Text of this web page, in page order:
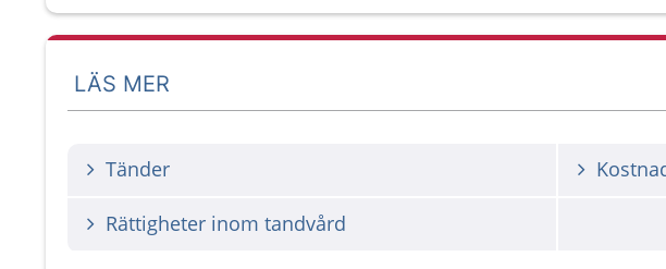
LÄS MER
Tänder
Rättigheter inom tandvård